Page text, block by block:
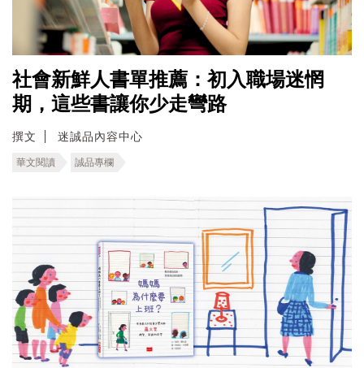
社會新鮮人書單推薦：初入職場迷惘
期，這些書讓你少走彎路
撰文 迷誠品內容中心
華文閱讀 誠品專欄